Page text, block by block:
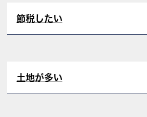
節税したい
土地が多い